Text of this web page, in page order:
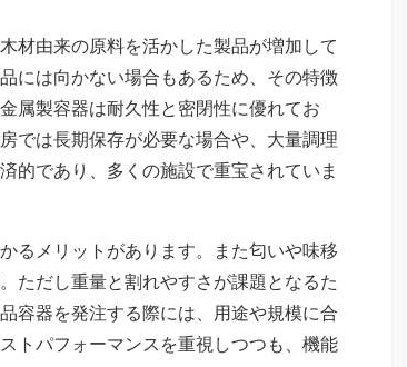
材由来の原料を活かした製品が増加して
には向かない場合もあるため、その特徴
属製容器は耐久性と密閉性に優れてお
では長期保存が必要な場合や、大量調理
的であり、多くの施設で重宝されていま
るメリットがあります。また匂いや味移
ただし重量と割れやすさが課題となるた
容器を発注する際には、用途や規模に合
トパフォーマンスを重視しつつも、機能